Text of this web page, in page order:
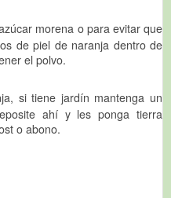
morena o para evitar que
de piel de naranja dentro de
el polvo.
si tiene jardín mantenga un
ahí y les ponga tierra
o abono.